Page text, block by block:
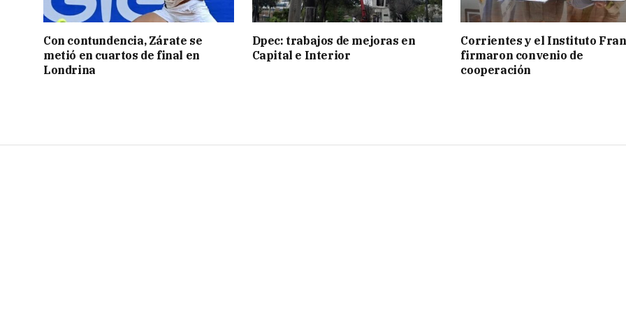
Con contundencia, Zárate se
metió en cuartos de final en
Londrina
Dpec: trabajos de mejoras en
Capital e Interior
Corrientes y el Instituto
firmaron convenio de
cooperación